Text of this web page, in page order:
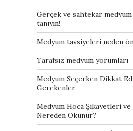
Gerçek ve sahtekar medyum
tanıyın!
Medyum tavsiyeleri neden
Tarafsız medyum yorumları
Medyum Seçerken Dikkat
Gerekenler
Medyum Hoca Şikayetleri
Nereden Okunur?